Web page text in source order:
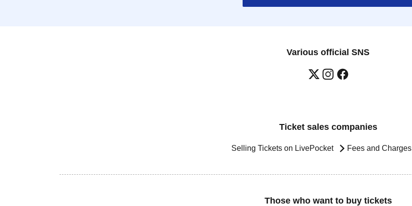
Various official SNS
Ticket sales companies
Selling Tickets on LivePocket Fees and Charges
Those who want to buy tickets